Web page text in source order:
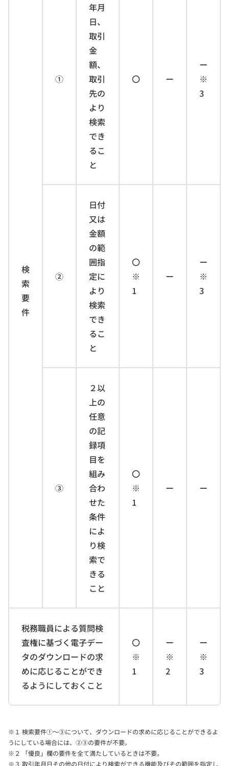
検
索
要
件
①
年月
日、
取引
金
額、
取引
先の
より
検索
でき
るこ
と
〇 ー
ー
※
3
②
日付
又は
金額
の範
囲指
定に
より
検索
でき
るこ
と
〇
※
1
ー
ー
※
3
③
２以
上の
任意
の記
録項
目を
組み
合わ
せた
条件
によ
り検
索で
きる
こと
〇
※
1
ー ー
税務職員による質問検
査権に基づく電子デー
タのダウンロードの求
めに応じることができ
るようにしておくこと
〇
※
1
ー
※
2
ー
※
3
※１ 検索要件①～③について、ダウンロードの求めに応じることができるよ
うにしている場合には、②③の要件が不要。
※２ 「優良」欄の要件を全て満たしているときは不要。
※３ 取引年月日その他の日付により検索ができる機能及びその範囲を指定し